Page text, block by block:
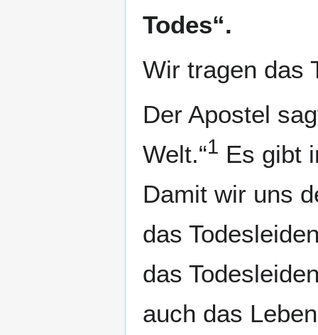
Todes“.
Wir tragen das
Der Apostel
Welt.“1 Es gibt
Damit wir uns
das
das
auch das